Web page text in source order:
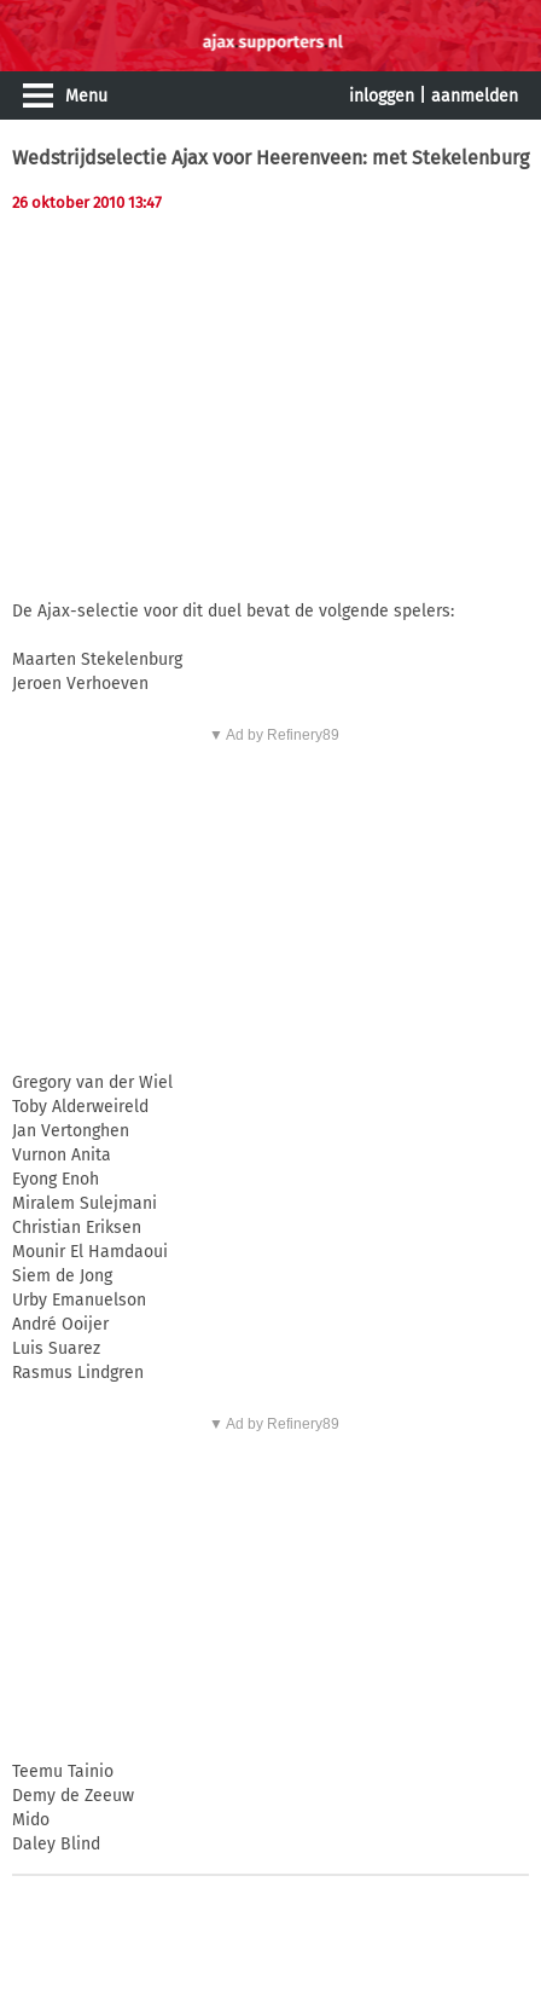
Menu inloggen aanmelden
Wedstrijdselectie Ajax voor Heerenveen: met Stekelenburg
26 oktober 2010 13:47
De Ajax-selectie voor dit duel bevat de volgende spelers:
Maarten Stekelenburg
Jeroen Verhoeven
▼ Ad by Refinery89
Gregory van der Wiel
Toby Alderweireld
Jan Vertonghen
Vurnon Anita
Eyong Enoh
Miralem Sulejmani
Christian Eriksen
Mounir El Hamdaoui
Siem de Jong
Urby Emanuelson
André Ooijer
Luis Suarez
Rasmus Lindgren
▼ Ad by Refinery89
Teemu Tainio
Demy de Zeeuw
Mido
Daley Blind